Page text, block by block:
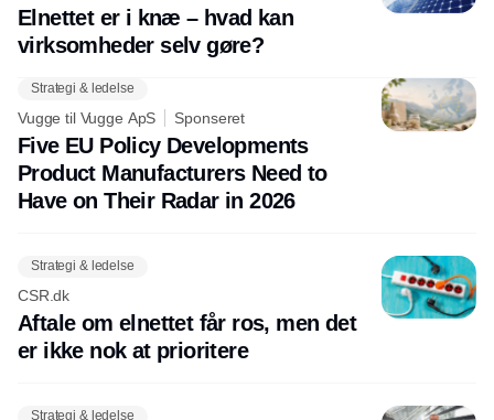
Elnettet er i knæ – hvad kan
virksomheder selv gøre?
Strategi & ledelse
Vugge til Vugge ApS Sponseret
Five EU Policy Developments
Product Manufacturers Need to
Have on Their Radar in 2026
Strategi & ledelse
CSR.dk
Aftale om elnettet får ros, men det
er ikke nok at prioritere
Strategi & ledelse